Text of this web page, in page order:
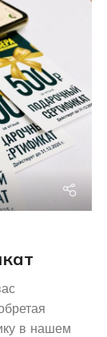
в нашем